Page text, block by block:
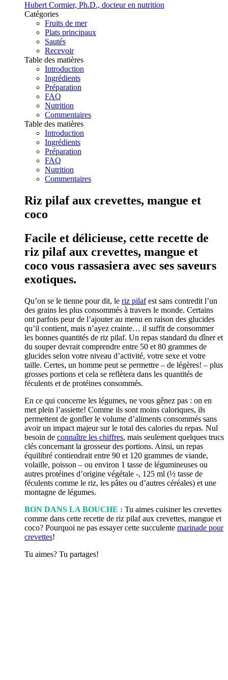
Hubert Cormier, Ph.D., docteur en nutrition
Catégories
Fruits de mer
Plats principaux
Sautés
Recevoir
Table des matières
Introduction
Ingrédients
Préparation
FAQ
Nutrition
Commentaires
Table des matières
Introduction
Ingrédients
Préparation
FAQ
Nutrition
Commentaires
Riz pilaf aux crevettes, mangue et
coco
Facile et délicieuse, cette recette de
riz pilaf aux crevettes, mangue et
coco vous rassasiera avec ses saveurs
exotiques.
Qu’on se le tienne pour dit, le riz pilafest sans contredit l’un
des grains les plus consommés à travers le monde. Certains
ont parfois peur de l’ajouter au menu en raison des glucides
qu’il contient, mais n’ayez crainte… il suffit de consommer
les bonnes quantités de riz pilaf. Un repas standard du dîner et
du souper devrait comprendre entre 50 et 80 grammes de
glucides selon votre niveau d’activité, votre sexe et votre
taille. Certes, un homme peut se permettre – de légères! – plus
grosses portions et cela se reflètera dans les quantités de
féculents et de protéines consommés.
En ce qui concerne les légumes, ne vous gênez pas : on en
met plein l’assiette! Comme ils sont moins caloriques, ils
permettent de gonfler le volume d’aliments consommés sans
avoir un impact majeur sur le total des calories du repas. Nul
besoin de connaître les chiffres, mais seulement quelques trucs
clés concernant la grosseur des portions. Ainsi, un repas
équilibré contiendrait entre 90 et 120 grammes de viande,
volaille, poisson – ou environ 1 tasse de légumineuses ou
autres protéines d’origine végétale -, 125 ml (½ tasse de
féculents comme le riz, les pâtes ou d’autres céréales) et une
montagne de légumes.
BON DANS LA BOUCHE : Tu aimes cuisiner les crevettes
comme dans cette recette de riz pilaf aux crevettes, mangue et
coco? Pourquoi ne pas essayer cette succulente marinade pour
crevettes!
Tu aimes? Tu partages!